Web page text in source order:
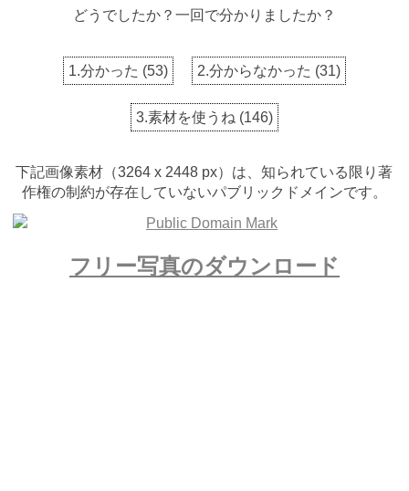
どうでしたか？一回で分かりましたか？
1.分かった (53) 2.分からなかった (31)
3.素材を使うね (146)
下記画像素材（3264 x 2448 px）は、知られている限り著
作権の制約が存在していないパブリックドメインです。
フリー写真のダウンロード